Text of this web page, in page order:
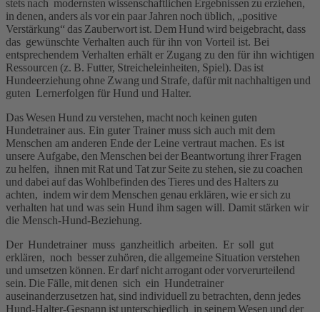
stets nach modernsten wissenschaftlichen Ergebnissen zu erziehen,
in denen, anders als vor ein paar Jahren noch üblich, „positive
Verstärkung“ das Zauberwort ist. Dem Hund wird beigebracht, dass
das gewünschte Verhalten auch für ihn von Vorteil ist. Bei
entsprechendem Verhalten erhält er Zugang zu den für ihn wichtigen
Ressourcen (z. B. Futter, Streicheleinheiten, Spiel). Das ist
Hundeerziehung ohne Zwang und Strafe, dafür mit nachhaltigen und
guten Lernerfolgen für Hund und Halter.
Das Wesen Hund zu verstehen, macht noch keinen guten
Hundetrainer aus. Ein guter Trainer muss sich auch mit dem
Menschen am anderen Ende der Leine vertraut machen. Es ist
unsere Aufgabe, den Menschen bei der Beantwortung ihrer Fragen
zu helfen, ihnen mit Rat und Tat zur Seite zu stehen, sie zu coachen
und dabei auf das Wohlbefinden des Tieres und des Halters zu
achten, indem wir dem Menschen genau erklären, wie er sich zu
verhalten hat und was sein Hund ihm sagen will. Damit stärken wir
die Mensch-Hund-Beziehung.
Der Hundetrainer muss ganzheitlich arbeiten. Er soll gut
erklären, noch besser zuhören, die allgemeine Situation verstehen
und umsetzen können. Er darf nicht arrogant oder vorverurteilend
sein. Die Fälle, mit denen sich ein Hundetrainer
auseinanderzusetzen hat, sind individuell zu betrachten, denn jedes
Hund-Halter-Gespann ist unterschiedlich in seinem Wesen und der